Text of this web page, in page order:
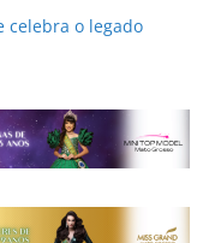
celebra o legado